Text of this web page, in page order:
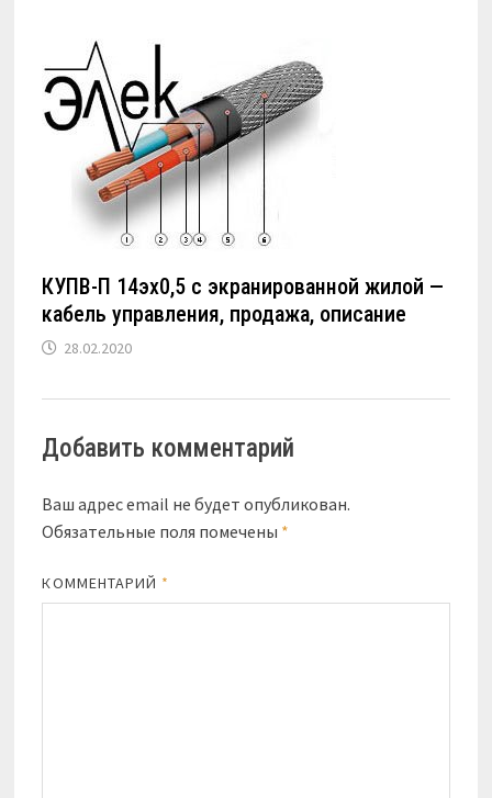
КУПВ-П 14эх0,5 с экранированной жилой —
кабель управления, продажа, описание
28.02.2020
Добавить комментарий
Ваш адрес email не будет опубликован.
Обязательные поля помечены *
КОММЕНТАРИЙ *